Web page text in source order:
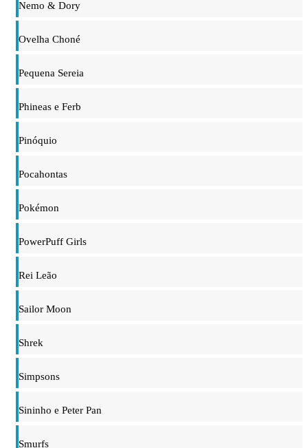
Nemo & Dory
Ovelha Choné
Pequena Sereia
Phineas e Ferb
Pinóquio
Pocahontas
Pokémon
PowerPuff Girls
Rei Leão
Sailor Moon
Shrek
Simpsons
Sininho e Peter Pan
Smurfs